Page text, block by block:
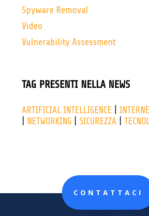
Spyware Removal
Video
Vulnerability Assessment
TAG PRESENTI NELLA NEWS
ARTIFICIAL INTELLIGENCE
NETWORKING SICUREZZA
CONTATTACI